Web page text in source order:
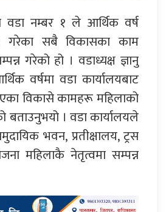
वडा नम्बर १ ले आर्थिक वर्ष
गरेका सबै विकासका काम
गरेको हो । वडाध्यक्ष ज्ञानु
वर्षमा वडा कार्यालयबाट
विकासे कामहरू महिलाको
बताउनुभयो । वडा कार्यालयले
भवन, प्रतीक्षालय, ट्रस
महिलाकै नेतृत्वमा सम्पन्न